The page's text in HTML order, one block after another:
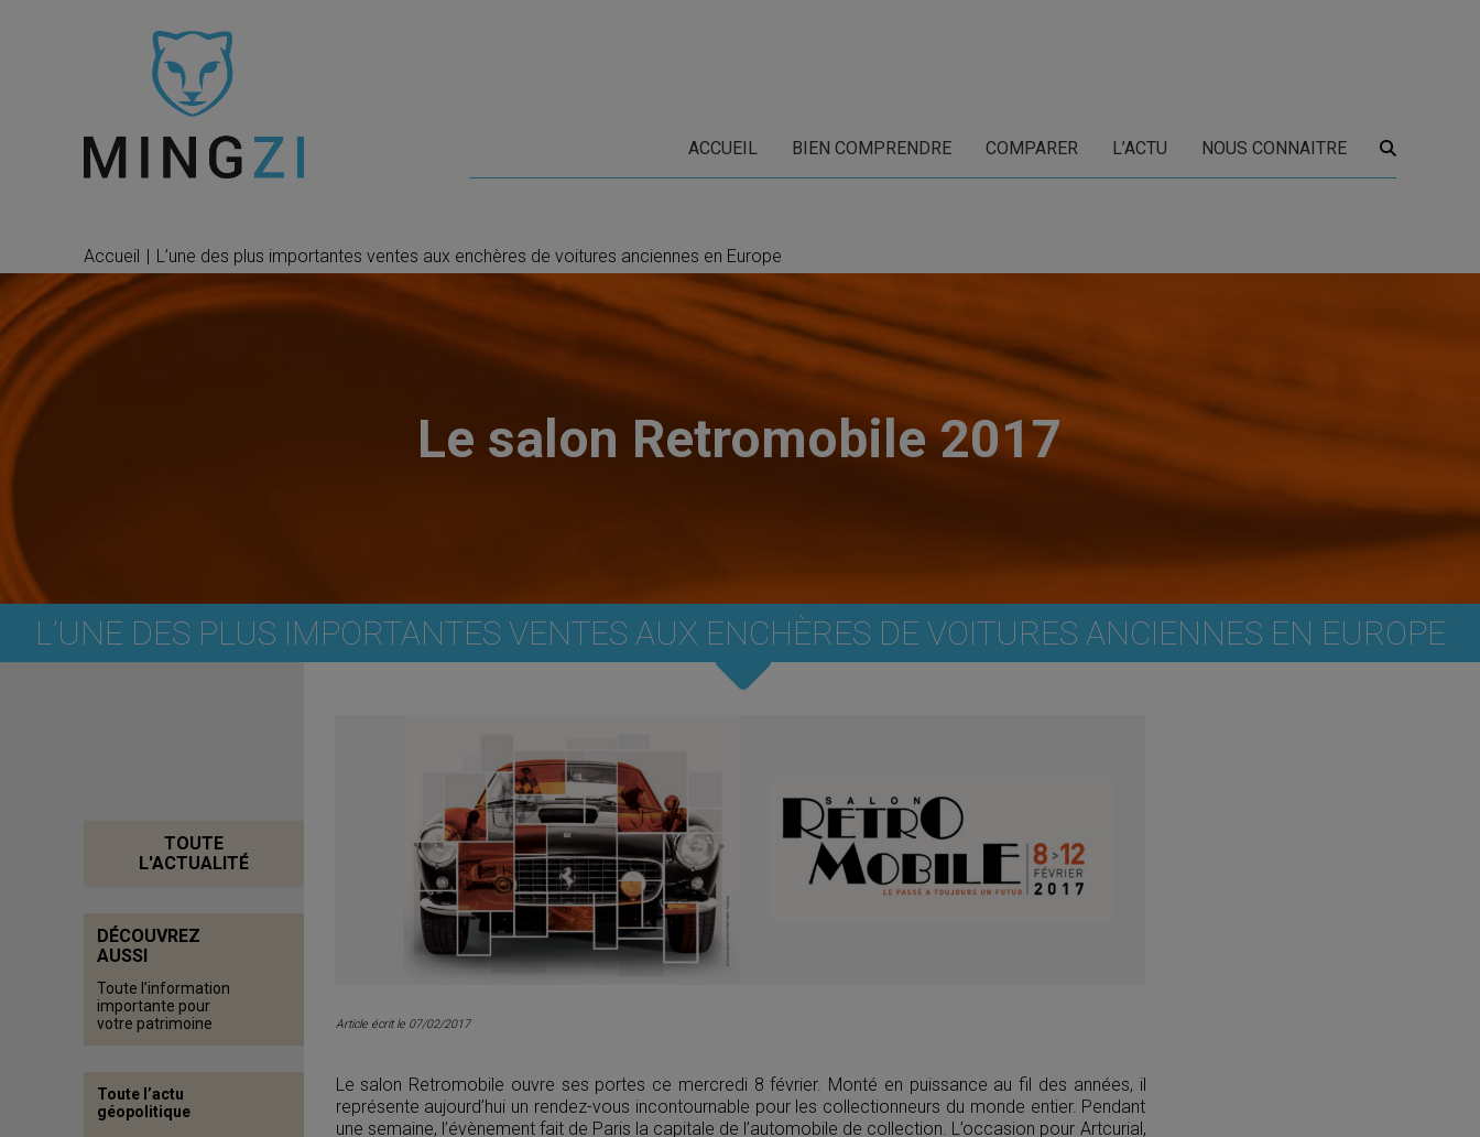
ACCUEIL BIEN COMPRENDRE COMPARER L’ACTU NOUS CONNAITRE
Accueil | L’une des plus importantes ventes aux enchères de voitures anciennes en Europe
Le salon Retromobile 2017
L’UNE DES PLUS IMPORTANTES VENTES AUX ENCHÈRES DE VOITURES ANCIENNES EN EUROPE
Article écrit le 07/02/2017
Le salon Retromobile ouvre ses portes ce mercredi 8 février. Monté en puissance au fil des années, il
représente aujourd’hui un rendez-vous incontournable pour les collectionneurs du monde entier. Pendant
une semaine, l’évènement fait de Paris la capitale de l’automobile de collection. L’occasion pour Artcurial,
TOUTE
L'ACTUALITÉ
DÉCOUVREZ
AUSSI
Toute l’information
importante pour
votre patrimoine
Toute l’actu
géopolitique